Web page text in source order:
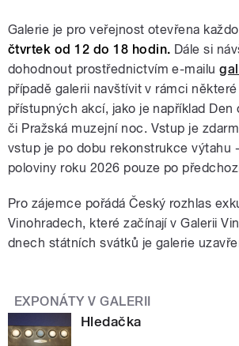
Galerie je pro veřejnost otevřena
čtvrtek od 12 do 18 hodin. Dále si
dohodnout prostřednictvím e-mailu
případě galerii navštívit v rámci
přístupných akcí, jako je například
či Pražská muzejní noc. Vstup je
vstup je po dobu rekonstrukce výtahu
poloviny roku 2026 pouze po
Pro zájemce pořádá Český rozhlas
Vinohradech, které začínají v Galerii
dnech státních svátků je galerie
EXPONÁTY V GALERII
Hledačka